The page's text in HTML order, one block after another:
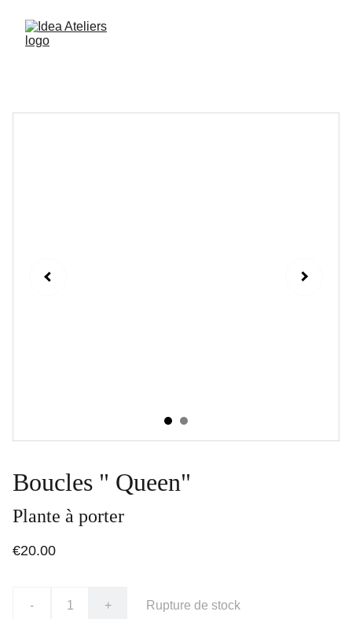
Boucles " Queen"
Plante à porter
€20.00
- + Rupture de stock